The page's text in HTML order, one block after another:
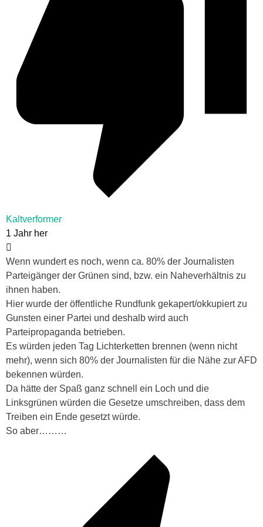
Kaltverformer
1 Jahr her
Wenn wundert es noch, wenn ca. 80% der Journalisten
Parteigänger der Grünen sind, bzw. ein Naheverhältnis zu
ihnen haben.
Hier wurde der öffentliche Rundfunk gekapert/okkupiert zu
Gunsten einer Partei und deshalb wird auch
Parteipropaganda betrieben.
Es würden jeden Tag Lichterketten brennen (wenn nicht
mehr), wenn sich 80% der Journalisten für die Nähe zur AFD
bekennen würden.
Da hätte der Spaß ganz schnell ein Loch und die
Linksgrünen würden die Gesetze umschreiben, dass dem
Treiben ein Ende gesetzt würde.
So aber………